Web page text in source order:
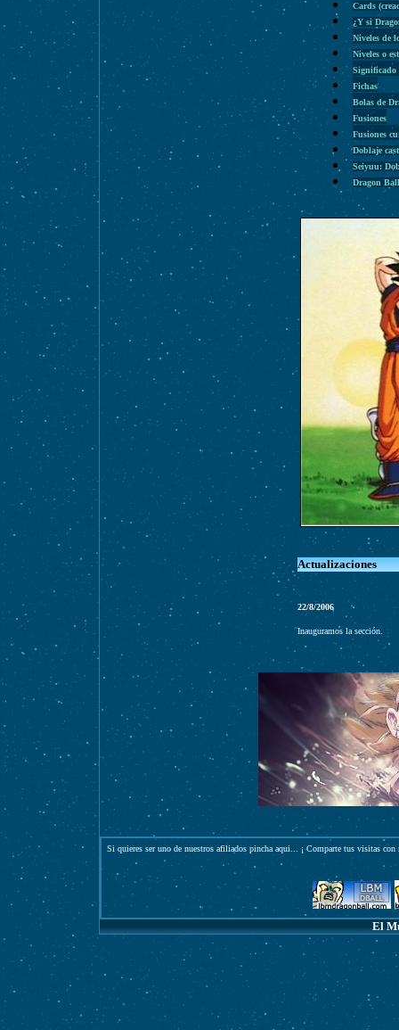
Cards
¿Y si
Niveles de
Niveles o
Significado
Fichas
Bolas de
Fusiones
Fusiones
Doblaje
Seiyuu:
Dragon
Actualizaciones
22/8/2006
Inauguramos la sección.
Si quieres ser uno de nuestros afiliados pincha aqui ... ¡ Comparte tus visitas con
El